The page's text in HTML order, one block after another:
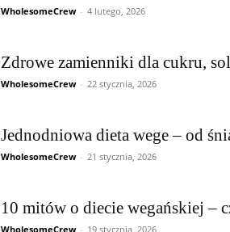
WholesomeCrew - 4 lutego, 2026
Zdrowe zamienniki dla cukru,
WholesomeCrew - 22 stycznia, 2026
Jednodniowa dieta wege – od
WholesomeCrew - 21 stycznia, 2026
10 mitów o diecie wegańskiej –
WholesomeCrew - 19 stycznia, 2026